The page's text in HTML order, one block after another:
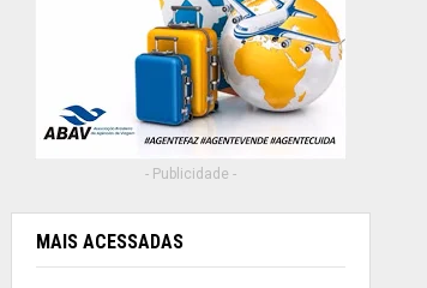
- Publicidade -
MAIS ACESSADAS